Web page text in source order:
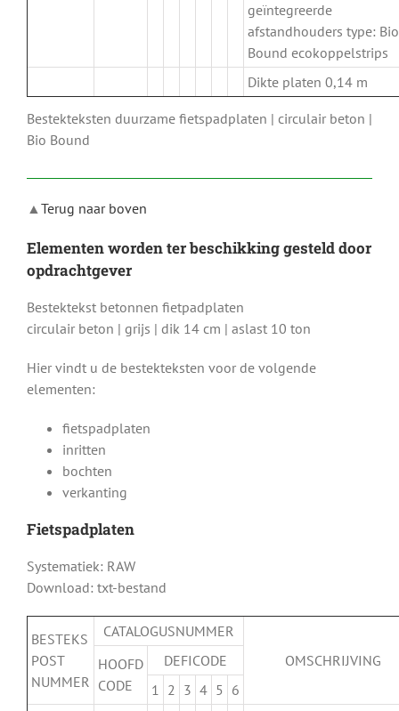
geïntegreerde
afstandhouders type: Bio
Bound ecokoppelstrips
Dikte platen 0,14 m
Bestekteksten duurzame fietspadplaten | circulair beton |
Bio Bound
▲Terug naar boven
Elementen worden ter beschikking gesteld door
opdrachtgever
Bestektekst betonnen fietpadplaten
circulair beton | grijs | dik 14 cm | aslast 10 ton
Hier vindt u de bestekteksten voor de volgende
elementen:
fietspadplaten
inritten
bochten
verkanting
Fietspadplaten
Systematiek: RAW
Download: txt-bestand
BESTEKS
POST
NUMMER
CATALOGUSNUMMER
OMSCHRIJVING
HOOFD
CODE
DEFICODE
1 2 3 4 5 6